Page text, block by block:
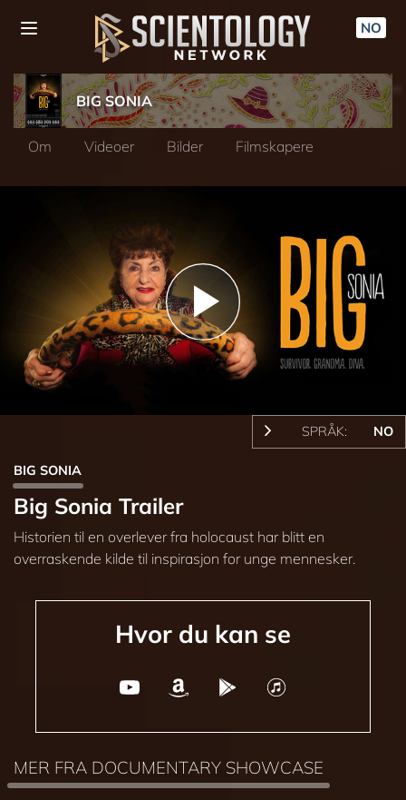
NO
BIG SONIA
Om Videoer Bilder Filmskapere
Play
Video
SPRÅK: NO
BIG SONIA
Big Sonia Trailer
Historien til en overlever fra holocaust har blitt en
overraskende kilde til inspirasjon for unge mennesker.
Hvor du kan se
MER FRA DOCUMENTARY SHOWCASE